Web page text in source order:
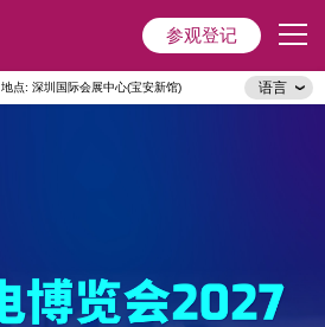
参观登记
地点: 深圳国际会展中心(宝安新馆) 语言